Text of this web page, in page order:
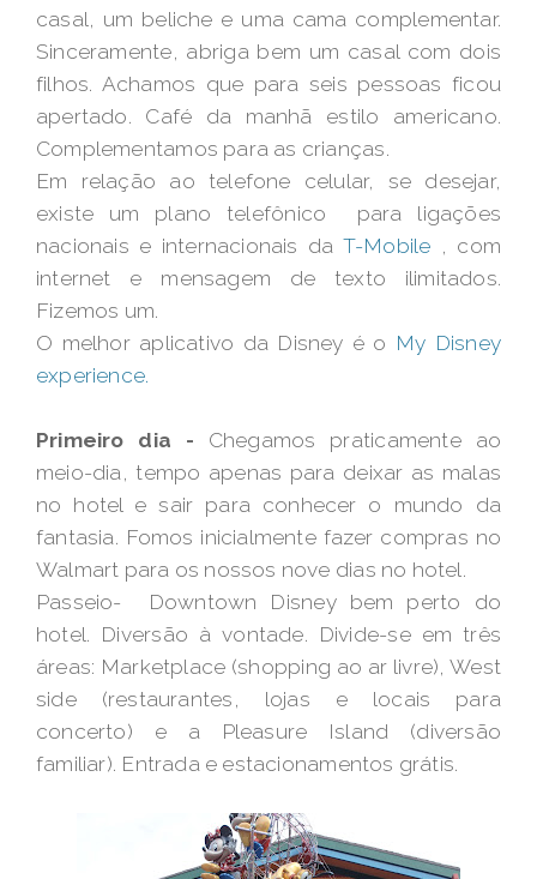
casal, um beliche e uma cama complementar.
Sinceramente, abriga bem um casal com dois
filhos. Achamos que para seis pessoas ficou
apertado. Café da manhã estilo americano.
Complementamos para as crianças.
Em relação ao telefone celular, se desejar,
existe um plano telefônico para ligações
nacionais e internacionais da T-Mobile , com
internet e mensagem de texto ilimitados.
Fizemos um.
O melhor aplicativo da Disney é o My Disney
experience.
Primeiro dia - Chegamos praticamente ao
meio-dia, tempo apenas para deixar as malas
no hotel e sair para conhecer o mundo da
fantasia. Fomos inicialmente fazer compras no
Walmart para os nossos nove dias no hotel.
Passeio- Downtown Disney bem perto do
hotel. Diversão à vontade. Divide-se em três
áreas: Marketplace (shopping ao ar livre), West
side (restaurantes, lojas e locais para
concerto) e a Pleasure Island (diversão
familiar). Entrada e estacionamentos grátis.